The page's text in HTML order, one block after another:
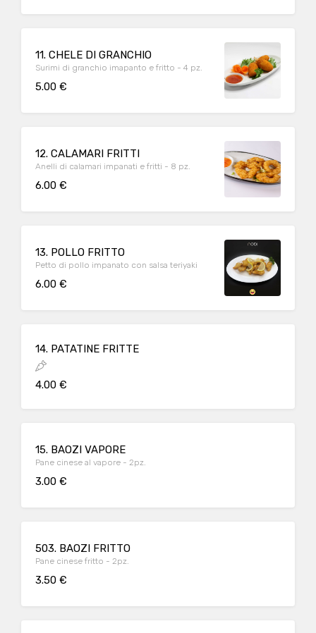
11. CHELE DI GRANCHIO
Surimi di granchio imapanto e fritto - 4 pz.
5.00 €
12. CALAMARI FRITTI
Anelli di calamari impanati e fritti - 8 pz.
6.00 €
13. POLLO FRITTO
Petto di pollo impanato con salsa teriyaki
6.00 €
14. PATATINE FRITTE
4.00 €
15. BAOZI VAPORE
Pane cinese al vapore - 2pz.
3.00 €
503. BAOZI FRITTO
Pane cinese fritto - 2pz.
3.50 €